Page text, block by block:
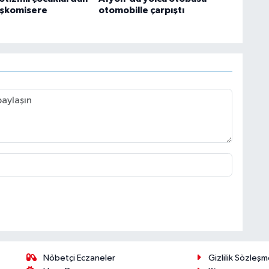
otomobille çarpıştı
Nöbetçi Eczaneler
Gizlilik